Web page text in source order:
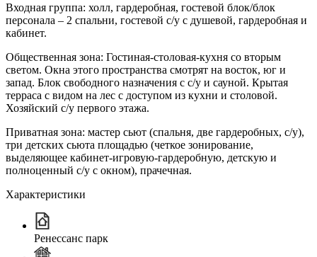
Входная группа: холл, гардеробная, гостевой блок/блок
персонала – 2 спальни, гостевой с/у с душевой, гардеробная и
кабинет.
Общественная зона: Гостиная-столовая-кухня со вторым
светом. Окна этого пространства смотрят на восток, юг и
запад. Блок свободного назначения с с/у и сауной. Крытая
терраса с видом на лес с доступом из кухни и столовой.
Хозяйский с/у первого этажа.
Приватная зона: мастер сьют (спальня, две гардеробных, с/у),
три детских сьюта площадью (четкое зонирование,
выделяющее кабинет-игровую-гардеробную, детскую и
полноценный с/у с окном), прачечная.
Характеристики
Ренессанс парк